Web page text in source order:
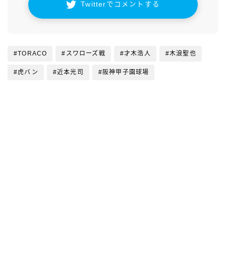
Twitterでコメントする
#TORACO #スワローズ戦 #才木浩人 #木浪聖也
#虎バン #近本光司 #阪神甲子園球場